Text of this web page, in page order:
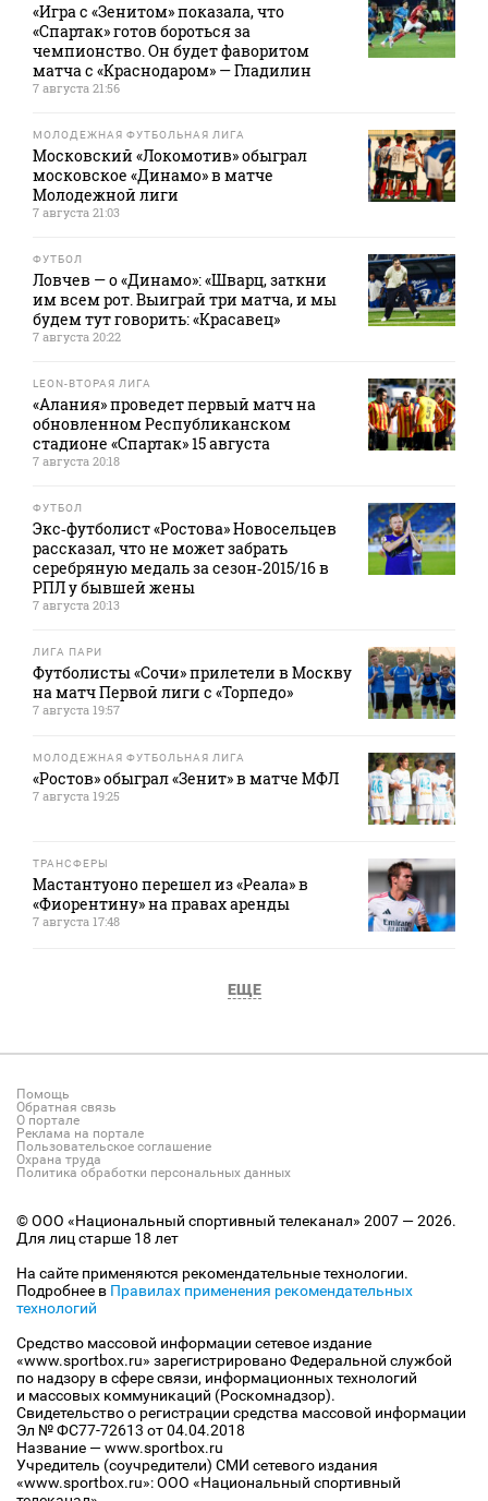
«Игра с «Зенитом» показала, что
«Спартак» готов бороться за
чемпионство. Он будет фаворитом
матча с «Краснодаром» — Гладилин
7 августа 21:56
МОЛОДЕЖНАЯ ФУТБОЛЬНАЯ ЛИГА
Московский «Локомотив» обыграл
московское «Динамо» в матче
Молодежной лиги
7 августа 21:03
ФУТБОЛ
Ловчев — о «Динамо»: «Шварц, заткни
им всем рот. Выиграй три матча, и мы
будем тут говорить: «Красавец»
7 августа 20:22
LEON-ВТОРАЯ ЛИГА
«Алания» проведет первый матч на
обновленном Республиканском
стадионе «Спартак» 15 августа
7 августа 20:18
ФУТБОЛ
Экс‑футболист «Ростова» Новосельцев
рассказал, что не может забрать
серебряную медаль за сезон‑2015/16 в
РПЛ у бывшей жены
7 августа 20:13
ЛИГА ПАРИ
Футболисты «Сочи» прилетели в Москву
на матч Первой лиги с «Торпедо»
7 августа 19:57
МОЛОДЕЖНАЯ ФУТБОЛЬНАЯ ЛИГА
«Ростов» обыграл «Зенит» в матче МФЛ
7 августа 19:25
ТРАНСФЕРЫ
Мастантуоно перешел из «Реала» в
«Фиорентину» на правах аренды
7 августа 17:48
ЕЩЕ
Помощь
Обратная связь
О портале
Реклама на портале
Пользовательское соглашение
Охрана труда
Политика обработки персональных данных
© ООО «Национальный спортивный телеканал» 2007 — 2026.
Для лиц старше 18 лет
На сайте применяются рекомендательные технологии.
Подробнее в Правилах применения рекомендательных
технологий
Средство массовой информации сетевое издание
«www.sportbox.ru» зарегистрировано Федеральной службой
по надзору в сфере связи, информационных технологий
и массовых коммуникаций (Роскомнадзор).
Свидетельство о регистрации средства массовой информации
Эл № ФС77-72613 от 04.04.2018
Название — www.sportbox.ru
Учредитель (соучредители) СМИ сетевого издания
«www.sportbox.ru»: ООО «Национальный спортивный